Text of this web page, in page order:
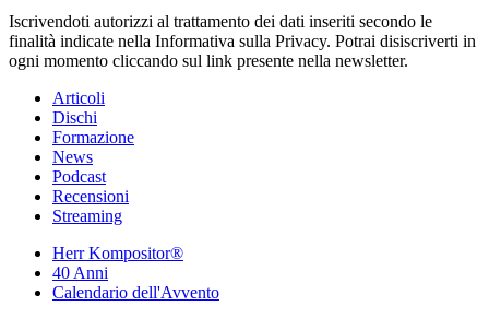
Iscrivendoti autorizzi al trattamento dei dati inseriti secondo le
finalità indicate nella Informativa sulla Privacy. Potrai disiscriverti in
ogni momento cliccando sul link presente nella newsletter.
Articoli
Dischi
Formazione
News
Podcast
Recensioni
Streaming
Herr Kompositor®
40 Anni
Calendario dell'Avvento